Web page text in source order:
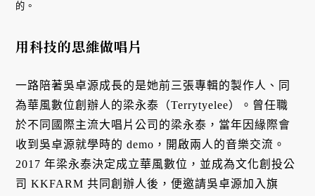
的。
用科技的思維做唱片
一路陪著吳卓源成長的是她前三張專輯的製作人、同
為華風數位創辦人的梁永泰（Terrytyelee）。曾任職
於不同國際主流大唱片公司的梁永泰，當年因緣際會
收到吳卓源就學時的 demo，開啟兩人的音樂交流。
2017 年梁永泰決定成立華風數位，並成為文化創投公
司 KKFARM 共同創辦人後，便邀請吳卓源加入旗